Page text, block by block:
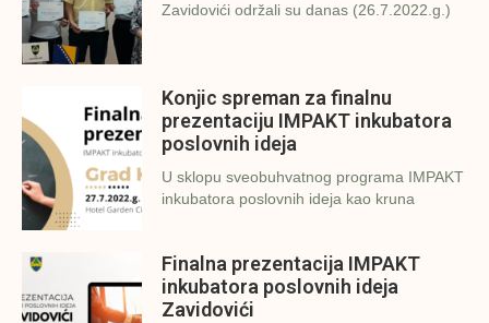
Zavidovići održali su danas (26.7.2022.g.)
Konjic spreman za finalnu
prezentaciju IMPAKT inkubatora
poslovnih ideja
U sklopu sveobuhvatnog programa IMPAKT
inkubatora poslovnih ideja kao kruna
Finalna prezentacija IMPAKT
inkubatora poslovnih ideja
Zavidovići